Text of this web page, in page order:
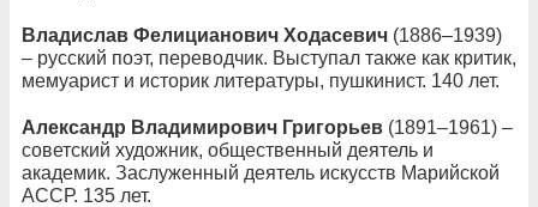
Владислав Фелицианович Ходасевич (1886–1939)
– русский поэт, переводчик. Выступал также как критик,
мемуарист и историк литературы, пушкинист. 140 лет.
Александр Владимирович Григорьев (1891–1961) –
советский художник, общественный деятель и
академик. Заслуженный деятель искусств Марийской
АССР. 135 лет.